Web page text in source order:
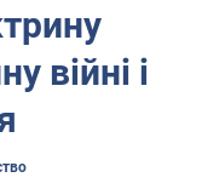
війні і